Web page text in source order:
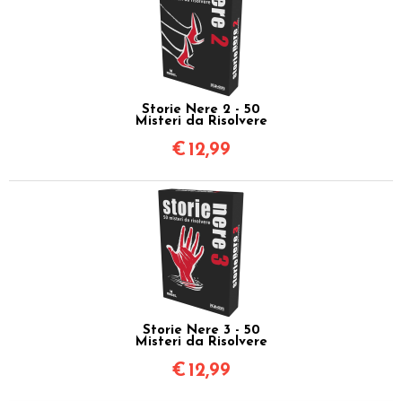
Storie Nere 2 - 50
Misteri da Risolvere
€ 12,99
Storie Nere 3 - 50
Misteri da Risolvere
€ 12,99